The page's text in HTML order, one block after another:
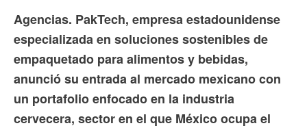
Agencias. PakTech, empresa estadounidense
especializada en soluciones sostenibles de
empaquetado para alimentos y bebidas,
anunció su entrada al mercado mexicano con
un portafolio enfocado en la industria
cervecera, sector en el que México ocupa el